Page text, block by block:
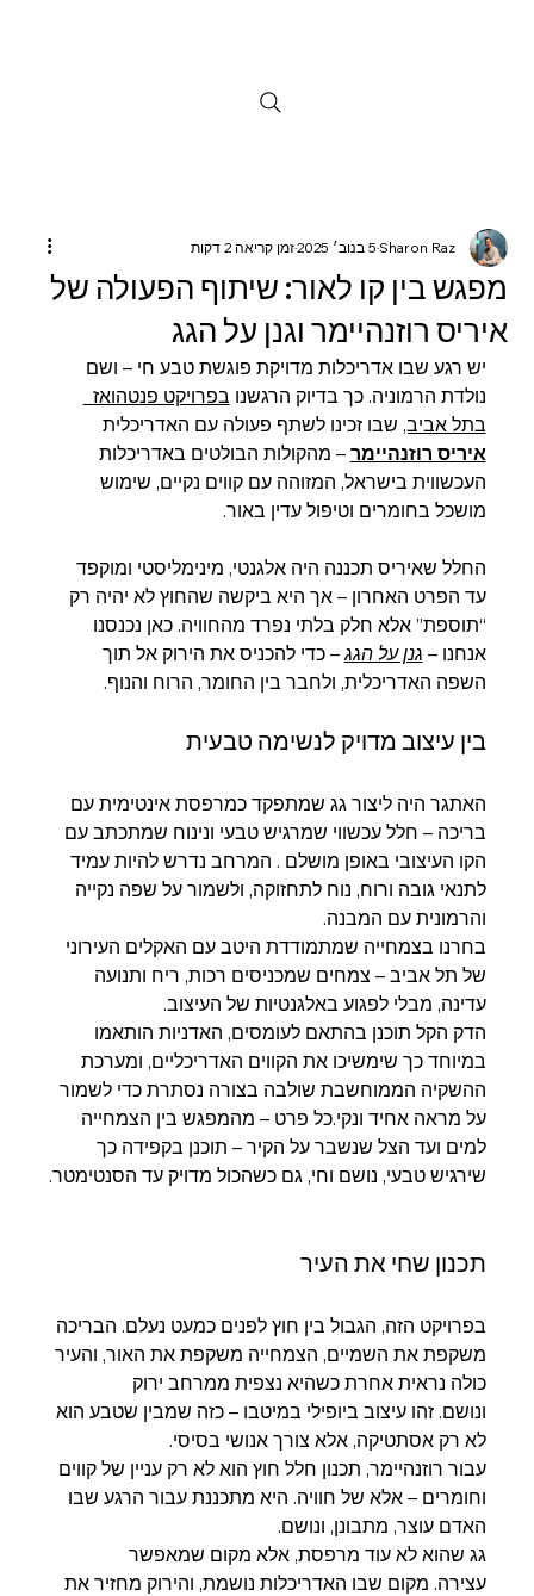
מפגש בין קו לאור: שיתוף הפעולה של
איריס רוזנהיימר וגנן על הגג
Sharon Raz5 בנוב׳ 2025 זמן קריאה 2 דקות
יש רגע שבו אדריכלות מדויקת פוגשת טבע חי – ושם
נולדת הרמוניה. כך בדיוק הרגשנו בפרויקט פנטהואז
בתל אביב, שבו זכינו לשתף פעולה עם האדריכלית
איריס רוזנהיימר – מהקולות הבולטים באדריכלות
העכשווית בישראל, המזוהה עם קווים נקיים, שימוש
מושכל בחומרים וטיפול עדין באור.
החלל שאיריס תכננה היה אלגנטי, מינימליסטי ומוקפד
עד הפרט האחרון – אך היא ביקשה שהחוץ לא יהיה רק
“תוספת” אלא חלק בלתי נפרד מהחוויה. כאן נכנסנו
אנחנו – גנן על הגג – כדי להכניס את הירוק אל תוך
השפה האדריכלית, ולחבר בין החומר, הרוח והנוף.
בין עיצוב מדויק לנשימה טבעית
האתגר היה ליצור גג שמתפקד כמרפסת אינטימית עם
בריכה – חלל עכשווי שמרגיש טבעי ונינוח שמתכתב עם
הקו העיצובי באופן מושלם . המרחב נדרש להיות עמיד
לתנאי גובה ורוח, נוח לתחזוקה, ולשמור על שפה נקייה
והרמונית עם המבנה.
בחרנו בצמחייה שמתמודדת היטב עם האקלים העירוני
של תל אביב – צמחים שמכניסים רכות, ריח ותנועה
עדינה, מבלי לפגוע באלגנטיות של העיצוב.
הדק הקל תוכנן בהתאם לעומסים, האדניות הותאמו
במיוחד כך שימשיכו את הקווים האדריכליים, ומערכת
ההשקיה הממוחשבת שולבה בצורה נסתרת כדי לשמור
על מראה אחיד ונקי.כל פרט – מהמפגש בין הצמחייה
למים ועד הצל שנשבר על הקיר – תוכנן בקפידה כך
שירגיש טבעי, נושם וחי, גם כשהכול מדויק עד הסנטימטר.
תכנון שחי את העיר
בפרויקט הזה, הגבול בין חוץ לפנים כמעט נעלם. הבריכה
משקפת את השמיים, הצמחייה משקפת את האור, והעיר
כולה נראית אחרת כשהיא נצפית ממרחב ירוק
ונושם. זהו עיצוב ביופילי במיטבו – כזה שמבין שטבע הוא
לא רק אסתטיקה, אלא צורך אנושי בסיסי.
עבור רוזנהיימר, תכנון חלל חוץ הוא לא רק עניין של קווים
וחומרים – אלא של חוויה. היא מתכננת עבור הרגע שבו
האדם עוצר, מתבונן, ונושם.
גג שהוא לא עוד מרפסת, אלא מקום שמאפשר
עצירה. מקום שבו האדריכלות נושמת, והירוק מחזיר את